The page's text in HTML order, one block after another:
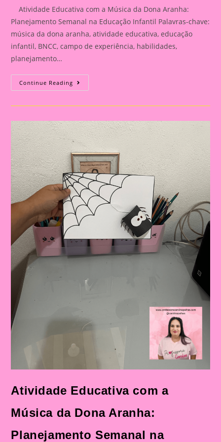
Atividade Educativa com a Música da Dona Aranha:
Planejamento Semanal na Educação Infantil Palavras-chave:
música da dona aranha, atividade educativa, educação
infantil, BNCC, campo de experiência, habilidades,
planejamento…
Continue Reading Atividade
Educativa
Dona
Aranha:
Planejamento
Semanal
Na
Educação
Infantil
Atividade Educativa com a
Música da Dona Aranha:
Planejamento Semanal na